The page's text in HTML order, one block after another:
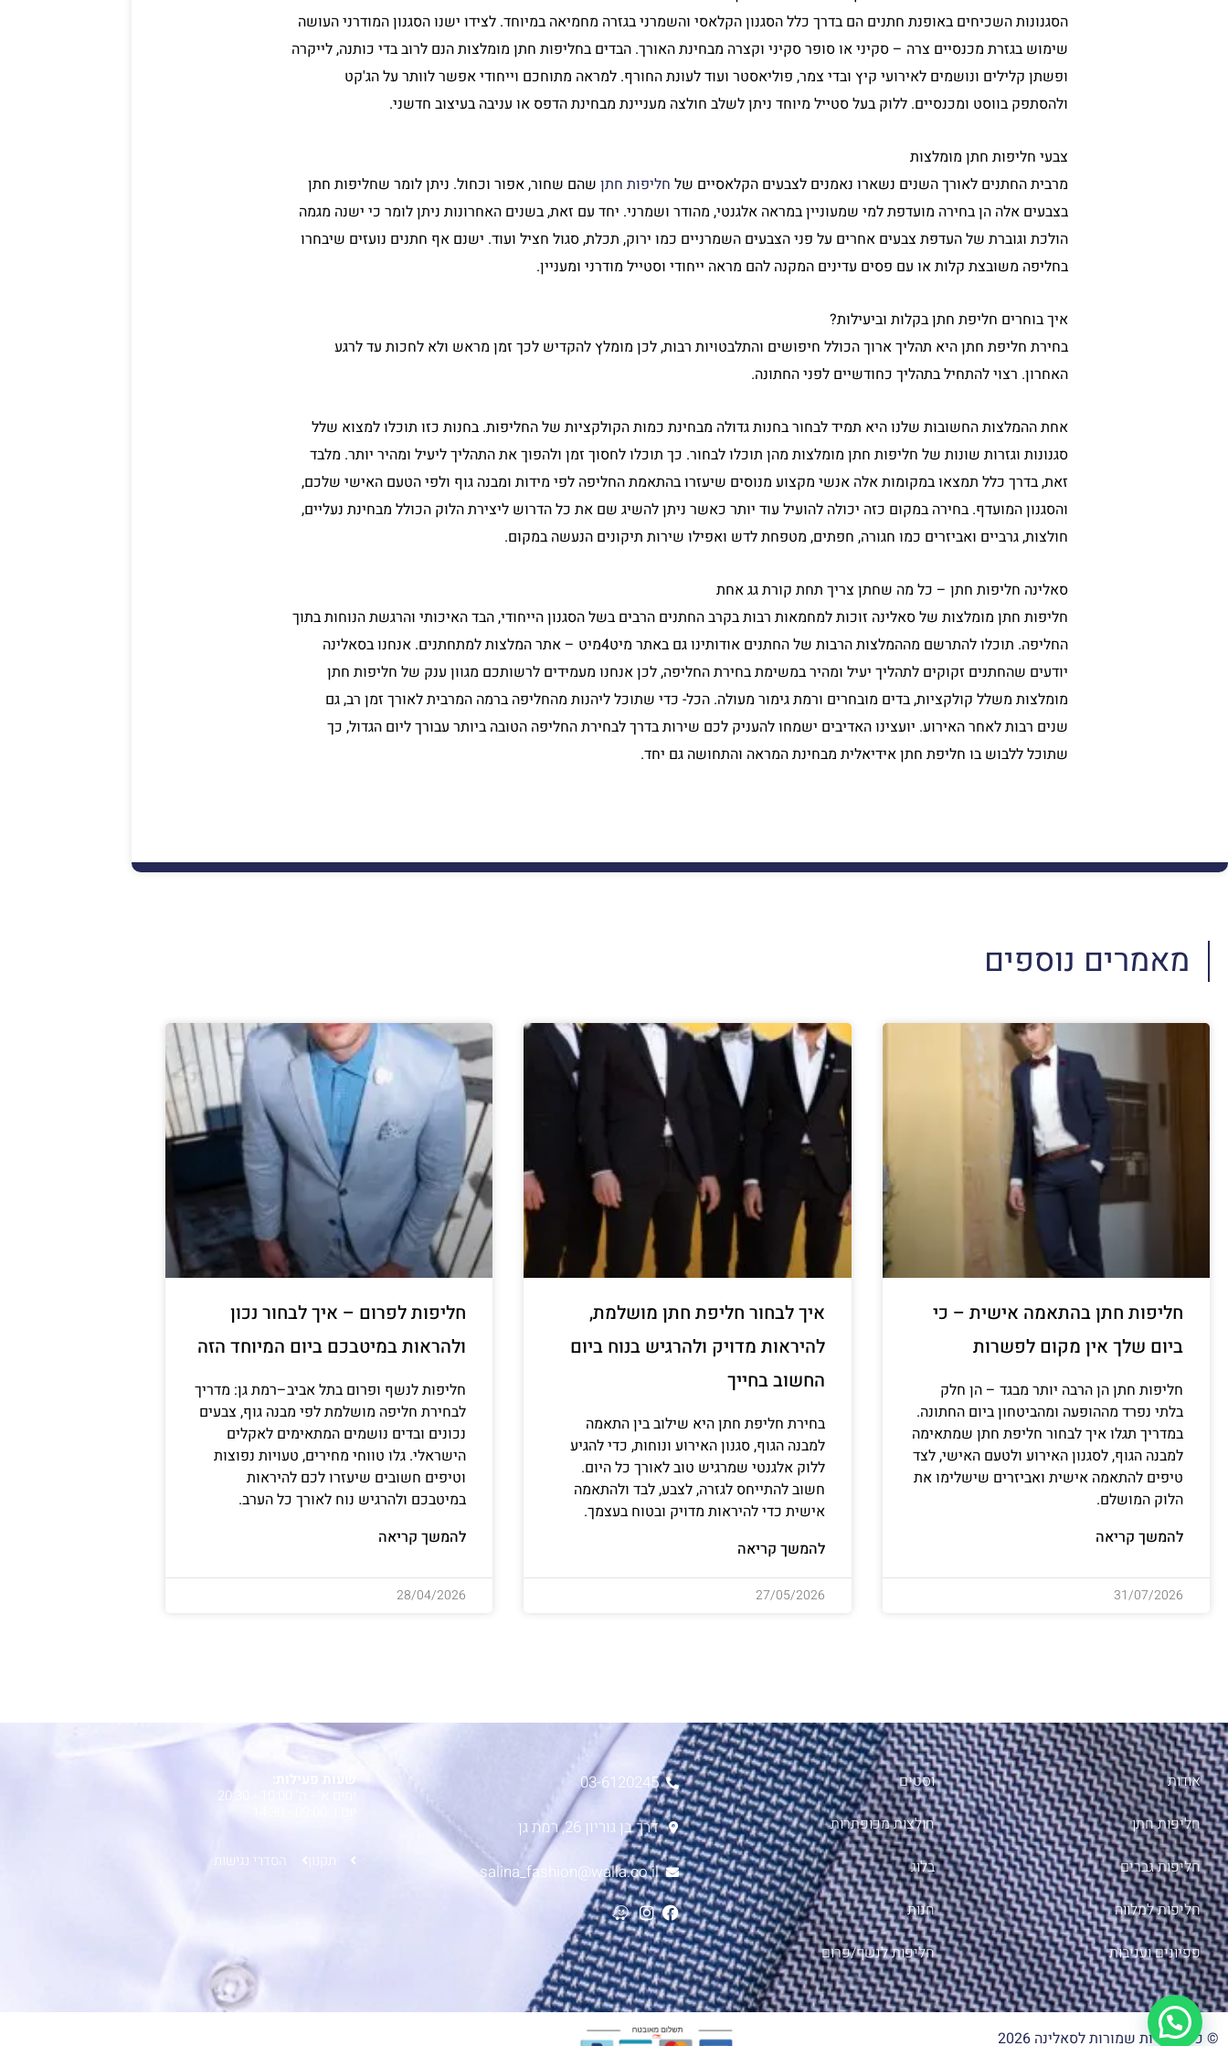
הסגנונות השכיחים באופנת חתנים הם בדרך כלל הסגנון הקלאסי והשמרני בגזרה מחמיאה במיוחד. לצידו ישנו הסגנון המודרני העושה
שימוש בגזרת מכנסיים צרה – סקיני או סופר סקיני וקצרה מבחינת האורך. הבדים בחליפות חתן מומלצות הנם לרוב בדי כותנה, לייקרה
ופשתן קלילים ונושמים לאירועי קיץ ובדי צמר, פוליאסטר ועוד לעונת החורף. למראה מתוחכם וייחודי אפשר לוותר על הג'קט
ולהסתפק בווסט ומכנסיים. ללוק בעל סטייל מיוחד ניתן לשלב חולצה מעניינת מבחינת הדפס או עניבה בעיצוב חדשני.
צבעי חליפות חתן מומלצות
מרבית החתנים לאורך השנים נשארו נאמנים לצבעים הקלאסיים של חליפות חתן שהם שחור, אפור וכחול. ניתן לומר שחליפות חתן
בצבעים אלה הן בחירה מועדפת למי שמעוניין במראה אלגנטי, מהודר ושמרני. יחד עם זאת, בשנים האחרונות ניתן לומר כי ישנה מגמה
הולכת וגוברת של העדפת צבעים אחרים על פני הצבעים השמרניים כמו ירוק, תכלת, סגול חציל ועוד. ישנם אף חתנים נועזים שיבחרו
בחליפה משובצת קלות או עם פסים עדינים המקנה להם מראה ייחודי וסטייל מודרני ומעניין.
איך בוחרים חליפת חתן בקלות וביעילות?
בחירת חליפת חתן היא תהליך ארוך הכולל חיפושים והתלבטויות רבות, לכן מומלץ להקדיש לכך זמן מראש ולא לחכות עד לרגע
האחרון. רצוי להתחיל בתהליך כחודשיים לפני החתונה.
אחת ההמלצות החשובות שלנו היא תמיד לבחור בחנות גדולה מבחינת כמות הקולקציות של החליפות. בחנות כזו תוכלו למצוא שלל
סגנונות וגזרות שונות של חליפות חתן מומלצות מהן תוכלו לבחור. כך תוכלו לחסוך זמן ולהפוך את התהליך ליעיל ומהיר יותר. מלבד
זאת, בדרך כלל תמצאו במקומות אלה אנשי מקצוע מנוסים שיעזרו בהתאמת החליפה לפי מידות ומבנה גוף ולפי הטעם האישי שלכם,
והסגנון המועדף. בחירה במקום כזה יכולה להועיל עוד יותר כאשר ניתן להשיג שם את כל הדרוש ליצירת הלוק הכולל מבחינת נעליים,
חולצות, גרביים ואביזרים כמו חגורה, חפתים, מטפחת לדש ואפילו שירות תיקונים הנעשה במקום.
סאלינה חליפות חתן – כל מה שחתן צריך תחת קורת גג אחת
חליפות חתן מומלצות של סאלינה זוכות למחמאות רבות בקרב החתנים הרבים בשל הסגנון הייחודי, הבד האיכותי והרגשת הנוחות בתוך
החליפה. תוכלו להתרשם מההמלצות הרבות של החתנים אודותינו גם באתר מיט4מיט – אתר המלצות למתחתנים. אנחנו בסאלינה
יודעים שהחתנים זקוקים לתהליך יעיל ומהיר במשימת בחירת החליפה, לכן אנחנו מעמידים לרשותכם מגוון ענק של חליפות חתן
מומלצות משלל קולקציות, בדים מובחרים ורמת גימור מעולה. הכל- כדי שתוכל ליהנות מהחליפה ברמה המרבית לאורך זמן רב, גם
שנים רבות לאחר האירוע. יועצינו האדיבים ישמחו להעניק לכם שירות בדרך לבחירת החליפה הטובה ביותר עבורך ליום הגדול, כך
שתוכל ללבוש בו חליפת חתן אידיאלית מבחינת המראה והתחושה גם יחד.
מאמרים נוספים
חליפות חתן בהתאמה אישית – כי
ביום שלך אין מקום לפשרות
חליפות חתן הן הרבה יותר מבגד – הן חלק
בלתי נפרד מההופעה ומהביטחון ביום החתונה.
במדריך תגלו איך לבחור חליפת חתן שמתאימה
למבנה הגוף, לסגנון האירוע ולטעם האישי, לצד
טיפים להתאמה אישית ואביזרים שישלימו את
הלוק המושלם.
להמשך קריאה
31/07/2026
איך לבחור חליפת חתן מושלמת,
להיראות מדויק ולהרגיש בנוח ביום
החשוב בחייך
בחירת חליפת חתן היא שילוב בין התאמה
למבנה הגוף, סגנון האירוע ונוחות, כדי להגיע
ללוק אלגנטי שמרגיש טוב לאורך כל היום.
חשוב להתייחס לגזרה, לצבע, לבד ולהתאמה
אישית כדי להיראות מדויק ובטוח בעצמך.
להמשך קריאה
27/05/2026
חליפות לפרום – איך לבחור נכון
ולהראות במיטבכם ביום המיוחד הזה
חליפות לנשף ופרום בתל אביב–רמת גן: מדריך
לבחירת חליפה מושלמת לפי מבנה גוף, צבעים
נכונים ובדים נושמים המתאימים לאקלים
הישראלי. גלו טווחי מחירים, טעויות נפוצות
וטיפים חשובים שיעזרו לכם להיראות
במיטבכם ולהרגיש נוח לאורך כל הערב.
להמשך קריאה
28/04/2026
אודות
חליפות חתן
חליפות גברים
חליפות למלווה
פפיונים ועניבות
וסטים
חולצות מכופתרות
בלוג
חנות
חליפות לנשף/פרום
03-6120245
דרך בן גוריון 26, רמת גן
salina_fashion@walla.co.il
שעות פעילות:
תקנון הסדרי נגישות
© כל הזכויות שמורות לסאלינה 2026